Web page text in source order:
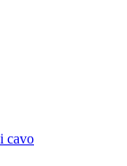
cavo